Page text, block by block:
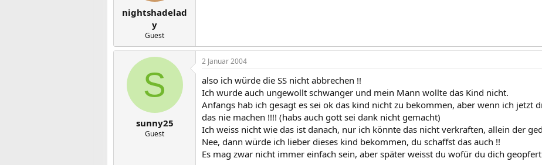
nightshadelad
y
Guest
S
sunny25
Guest
2 Januar 2004
also ich würde die SS nicht abbrechen !!
Ich wurde auch ungewollt schwanger und mein Mann wollte das Kind nicht.
Anfangs hab ich gesagt es sei ok das kind nicht zu bekommen, aber wenn ich jetzt
das nie machen !!!! (habs auch gott sei dank nicht gemacht)
Ich weiss nicht wie das ist danach, nur ich könnte das nicht verkraften, allein der
Nee, dann würde ich lieber dieses kind bekommen, du schaffst das auch !!
Es mag zwar nicht immer einfach sein, aber später weisst du wofür du dich